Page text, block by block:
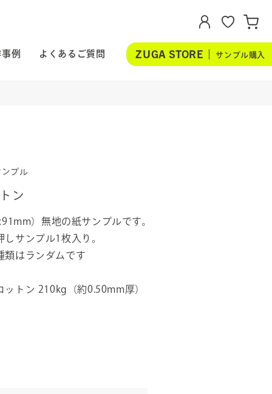
例 よくあるご質問 ZUGA STORE サンプル購入
ンプル
ン
）無地の紙サンプルです。
サンプル1枚入り。
はランダムです
ットン 210kg（約0.50mm厚）